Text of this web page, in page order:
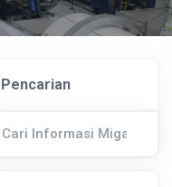
Pencarian